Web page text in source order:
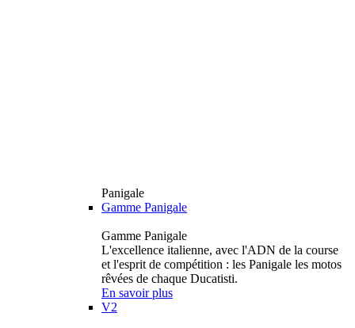
Panigale
Gamme Panigale
Gamme Panigale
L'excellence italienne, avec l'ADN de la course
et l'esprit de compétition : les Panigale les motos
rêvées de chaque Ducatisti.
En savoir plus
V2